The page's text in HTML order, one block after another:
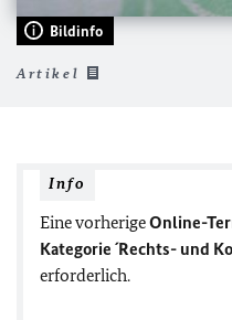
Bildinfo
Artikel
Info
Eine vorherigeOnline-
Kategorie ´Rechts- und
erforderlich.